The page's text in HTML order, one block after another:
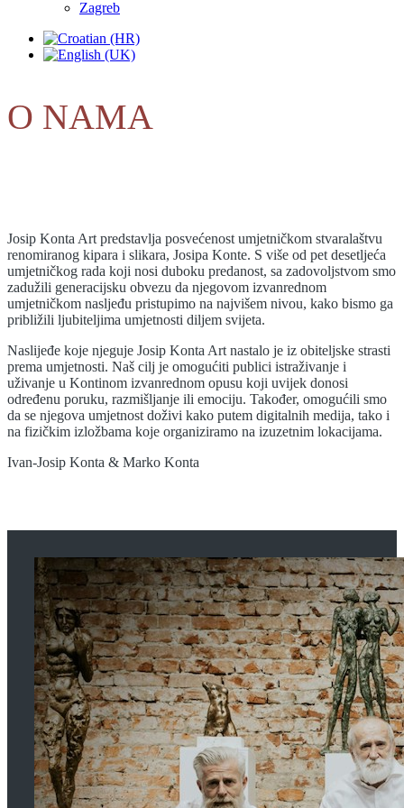
Zagreb
O NAMA
Josip Konta Art predstavlja posvećenost umjetničkom stvaralaštvu
renomiranog kipara i slikara, Josipa Konte. S više od pet desetljeća
umjetničkog rada koji nosi duboku predanost, sa zadovoljstvom smo
zadužili generacijsku obvezu da njegovom izvanrednom
umjetničkom nasljeđu pristupimo na najvišem nivou, kako bismo ga
približili ljubiteljima umjetnosti diljem svijeta.
Naslijeđe koje njeguje Josip Konta Art nastalo je iz obiteljske strasti
prema umjetnosti. Naš cilj je omogućiti publici istraživanje i
uživanje u Kontinom izvanrednom opusu koji uvijek donosi
određenu poruku, razmišljanje ili emociju. Također, omogućili smo
da se njegova umjetnost doživi kako putem digitalnih medija, tako i
na fizičkim izložbama koje organiziramo na izuzetnim lokacijama.
Ivan-Josip Konta & Marko Konta